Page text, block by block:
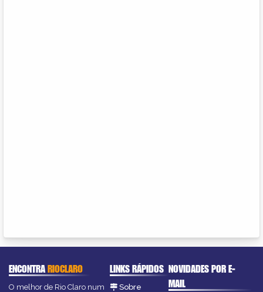
ENCONTRARIOCLARO
O melhor de Rio Claro num
LINKS RÁPIDOS
Sobre
NOVIDADES POR E-
MAIL